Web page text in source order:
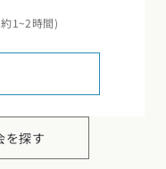
1~2時間)
を探す